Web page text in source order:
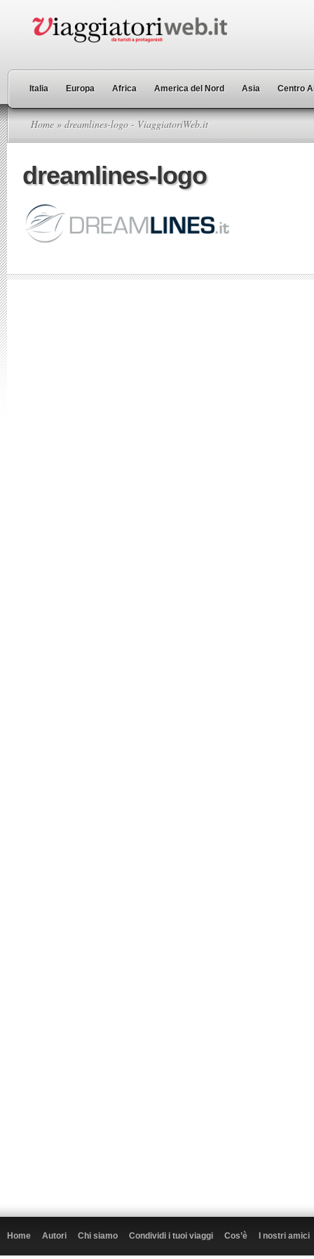
Italia Europa Africa America del Nord Asia Centro
Home » dreamlines-logo - ViaggiatoriWeb.it
dreamlines-logo
Home Autori Chi siamo Condividi i tuoi viaggi Cos’è I nostri amici